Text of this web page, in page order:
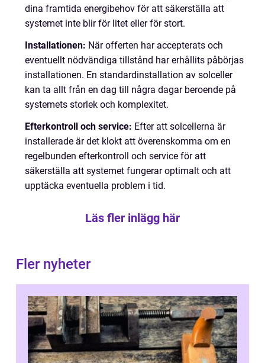
dina framtida energibehov för att säkerställa att
systemet inte blir för litet eller för stort.
Installationen: När offerten har accepterats och
eventuellt nödvändiga tillstånd har erhållits påbörjas
installationen. En standardinstallation av solceller
kan ta allt från en dag till några dagar beroende på
systemets storlek och komplexitet.
Efterkontroll och service: Efter att solcellerna är
installerade är det klokt att överenskomma om en
regelbunden efterkontroll och service för att
säkerställa att systemet fungerar optimalt och att
upptäcka eventuella problem i tid.
Läs fler inlägg här
Fler nyheter